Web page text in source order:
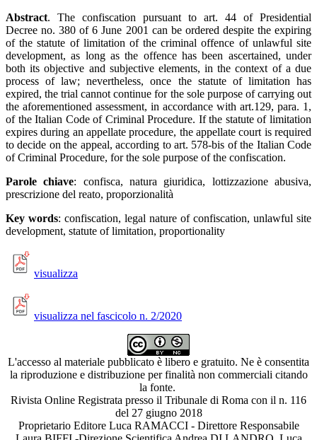
Abstract. The confiscation pursuant to art. 44 of Presidential
Decree no. 380 of 6 June 2001 can be ordered despite the expiring
of the statute of limitation of the criminal offence of unlawful site
development, as long as the offence has been ascertained, under
both its objective and subjective elements, in the context of a due
process of law; nevertheless, once the statute of limitation has
expired, the trial cannot continue for the sole purpose of carrying out
the aforementioned assessment, in accordance with art.129, para. 1,
of the Italian Code of Criminal Procedure. If the statute of limitation
expires during an appellate procedure, the appellate court is required
to decide on the appeal, according to art. 578-bis of the Italian Code
of Criminal Procedure, for the sole purpose of the confiscation.
Parole chiave: confisca, natura giuridica, lottizzazione abusiva,
prescrizione del reato, proporzionalità
Key words: confiscation, legal nature of confiscation, unlawful site
development, statute of limitation, proportionality
visualizza
visualizza nel fascicolo n. 2/2020
L'accesso al materiale pubblicato è libero e gratuito. Ne è consentita
la riproduzione e distribuzione per finalità non commerciali citando
la fonte.
Rivista Online Registrata presso il Tribunale di Roma con il n. 116
del 27 giugno 2018
Proprietario Editore Luca RAMACCI - Direttore Responsabile